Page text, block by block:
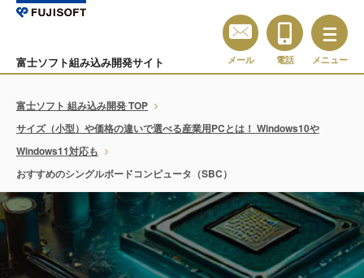
富士ソフト組み込み開発サイト メール 電話 メニュー
富士ソフト 組み込み開発 TOP
サイズ（小型）や価格の違いで選べる産業用PCとは！ Windows10や
Windows11対応も
おすすめのシングルボードコンピュータ（SBC）